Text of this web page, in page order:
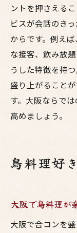
ントを押さえる
ビスが会話のき
からです。例え
な接客、飲み放
うした特徴を持
盛り上がること
す。大阪ならで
高めましょう。
鳥料理好
大阪で鳥料理が
大阪で合コンを